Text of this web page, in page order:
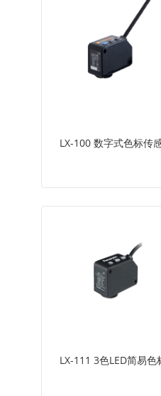
LX-100 数字式色标传
LX-111 3色LED简易